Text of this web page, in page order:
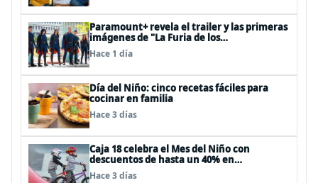
Paramount+ revela el trailer y las primeras
imágenes de "La Furia de los
Thundermans"
Hace 1 día
Día del Niño: cinco recetas fáciles para
cocinar en familia
Hace 3 días
Caja 18 celebra el Mes del Niño con
descuentos de hasta un 40% en
panoramas, cine, shows y streaming
Hace 3 días